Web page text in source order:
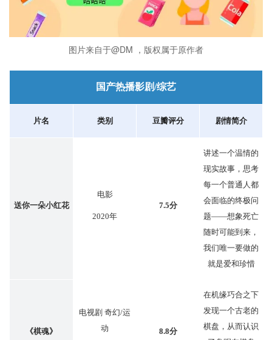
图片来自于@DM ，版权属于原作者
国产热播影剧/综艺
片名 类别 豆瓣评分 剧情简介
送你一朵小红花
电影
2020年
7.5分
讲述一个温情的
现实故事，思考
每一个普通人都
会面临的终极问
题——想象死亡
随时可能到来，
我们唯一要做的
就是爱和珍惜
《棋魂》
电视剧 奇幻/运
动
8.8分
在机缘巧合之下
发现一个古老的
棋盘，从而认识